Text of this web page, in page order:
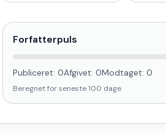
Forfatterpuls
Publiceret: 0Afgivet: 0Modtaget: 0
Beregnet for seneste100 dage